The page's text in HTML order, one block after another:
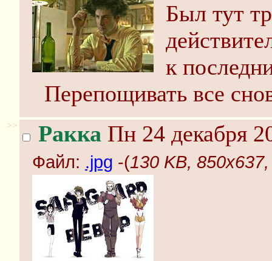
Был тут
к
Перепощивать все
>> Ракка Пн 24 декабря
Файл: .jpg -(130 KB,